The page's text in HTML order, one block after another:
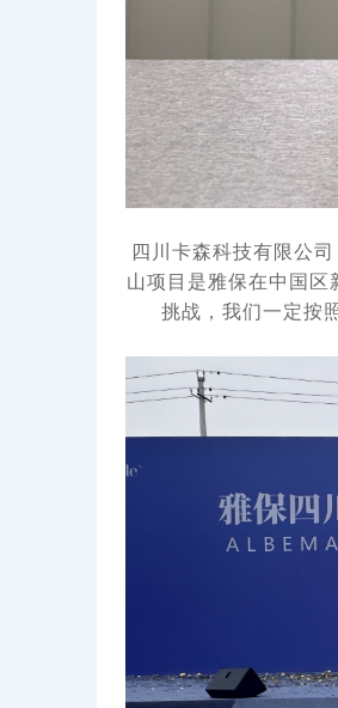
四川卡森科技有限公
山项目是雅保在中国
挑战，我们一定按